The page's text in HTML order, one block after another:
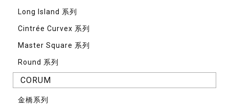
Long Island 系列
Cintrée Curvex 系列
Master Square 系列
Round 系列
CORUM
⾦橋系列